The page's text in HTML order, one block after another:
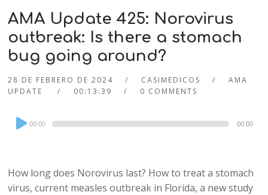
AMA Update 425: Norovirus
outbreak: Is there a stomach
bug going around?
28 DE FEBRERO DE 2024 CASIMEDICOS
AMA
UPDATE
00:13:39 0 COMMENTS
Audio
Player
00:00 00:00
How long does Norovirus last? How to treat a stomach
virus, current measles outbreak in Florida, a new study